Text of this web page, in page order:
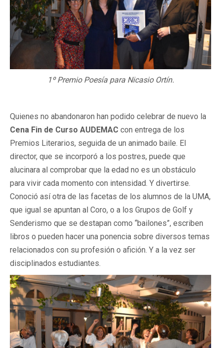
1º Premio Poesía para Nicasio Ortín.
Quienes no abandonaron han podido celebrar de nuevo la
Cena Fin de Curso AUDEMAC con entrega de los
Premios Literarios, seguida de un animado baile. El
director, que se incorporó a los postres, puede que
alucinara al comprobar que la edad no es un obstáculo
para vivir cada momento con intensidad. Y divertirse.
Conoció así otra de las facetas de los alumnos de la UMA,
que igual se apuntan al Coro, o a los Grupos de Golf y
Senderismo que se destapan como “bailones”, escriben
libros o pueden hacer una ponencia sobre diversos temas
relacionados con su profesión o afición. Y a la vez ser
disciplinados estudiantes.